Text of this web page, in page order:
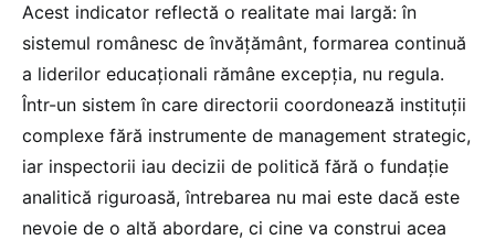
Acest indicator reflectă o realitate mai largă: în
sistemul românesc de învățământ, formarea continuă
a liderilor educaționali rămâne excepția, nu regula.
Într-un sistem în care directorii coordonează instituții
complexe fără instrumente de management strategic,
iar inspectorii iau decizii de politică fără o fundație
analitică riguroasă, întrebarea nu mai este dacă este
nevoie de o altă abordare, ci cine va construi acea